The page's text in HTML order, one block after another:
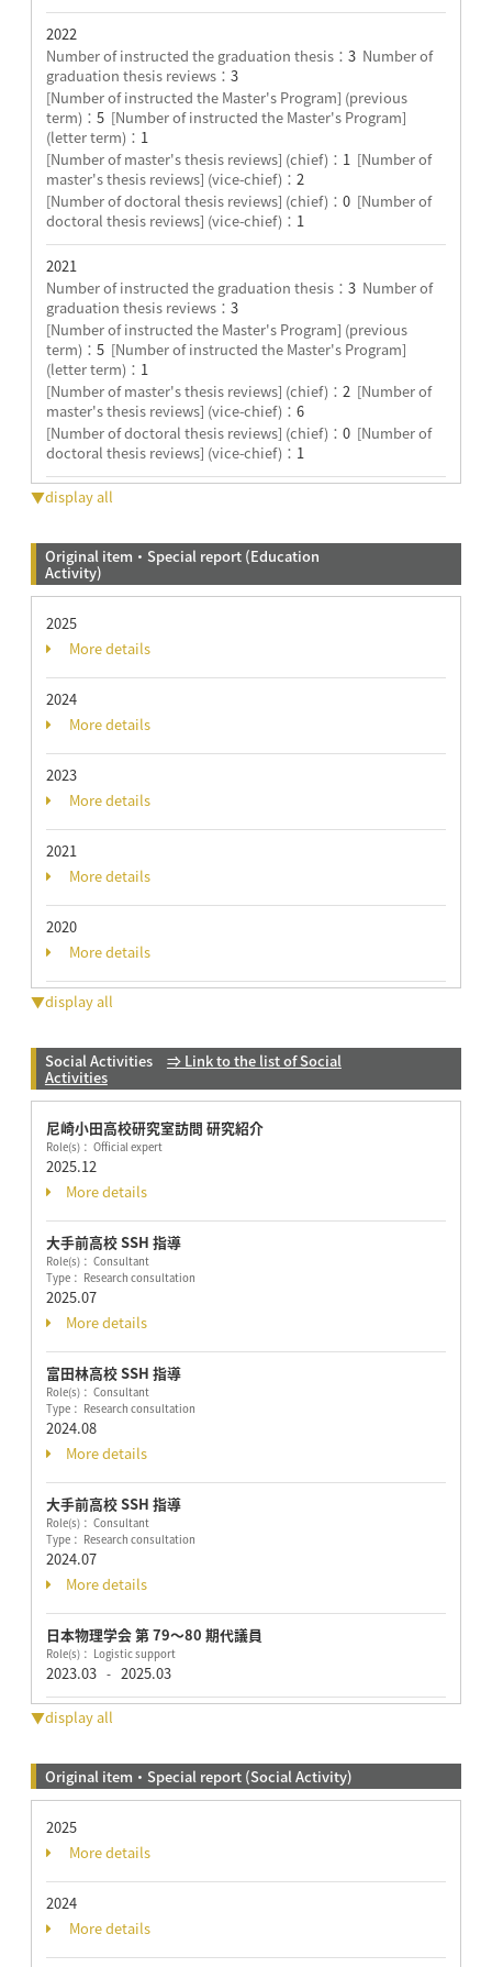
2022
Number of instructed the graduation thesis： 3 Number of
graduation thesis reviews： 3
[Number of instructed the Master's Program] (previous
term)： 5 [Number of instructed the Master's Program]
(letter term)： 1
[Number of master's thesis reviews] (chief)： 1 [Number of
master's thesis reviews] (vice-chief)： 2
[Number of doctoral thesis reviews] (chief)： 0 [Number of
doctoral thesis reviews] (vice-chief)： 1
2021
Number of instructed the graduation thesis： 3 Number of
graduation thesis reviews： 3
[Number of instructed the Master's Program] (previous
term)： 5 [Number of instructed the Master's Program]
(letter term)： 1
[Number of master's thesis reviews] (chief)： 2 [Number of
master's thesis reviews] (vice-chief)： 6
[Number of doctoral thesis reviews] (chief)： 0 [Number of
doctoral thesis reviews] (vice-chief)： 1
▼display all
Original item・Special report (Education
Activity)
2025
More details
2024
More details
2023
More details
2021
More details
2020
More details
▼display all
Social Activities ⇒ Link to the list of Social
Activities
尼崎小田高校研究室訪問 研究紹介
Role(s)： Official expert
2025.12
More details
大手前高校 SSH 指導
Role(s)： Consultant
Type： Research consultation
2025.07
More details
富田林高校 SSH 指導
Role(s)： Consultant
Type： Research consultation
2024.08
More details
大手前高校 SSH 指導
Role(s)： Consultant
Type： Research consultation
2024.07
More details
日本物理学会 第 79～80 期代議員
Role(s)： Logistic support
2023.03 - 2025.03
▼display all
Original item・Special report (Social Activity)
2025
More details
2024
More details